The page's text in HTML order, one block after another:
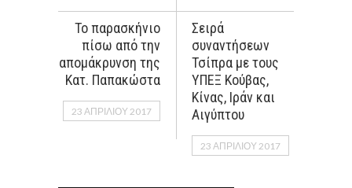
Το παρασκήνιο
πίσω από την
απομάκρυνση της
Κατ. Παπακώστα
23 ΑΠΡΙΛΊΟΥ 2017
Σειρά
συναντήσεων
Τσίπρα με τους
ΥΠΕΞ Κούβας,
Κίνας, Ιράν και
Αιγύπτου
23 ΑΠΡΙΛΊΟΥ 2017